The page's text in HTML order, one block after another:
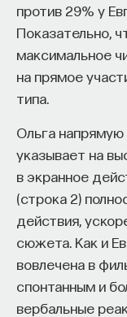
против 29% у
Показательно,
максимальное
на прямое
типа.
Ольга
указывает на
в экранное
(строка 2)
действия,
сюжета. Как и
вовлечена в
спонтанным и
вербальные